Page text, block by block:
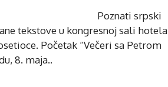
Poznati srpski
tekstove u kongresnoj sali hotela
Početak “Večeri sa Petrom
8. maja..